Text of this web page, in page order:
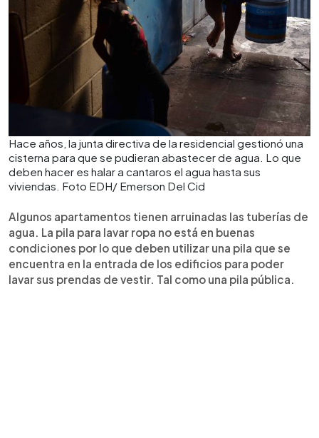
Hace años, la junta directiva de la residencial gestionó una
cisterna para que se pudieran abastecer de agua. Lo que
deben hacer es halar a cantaros el agua hasta sus
viviendas. Foto EDH/ Emerson Del Cid
Algunos apartamentos tienen arruinadas las tuberías de
agua. La pila para lavar ropa no está en buenas
condiciones por lo que deben utilizar una pila que se
encuentra en la entrada de los edificios para poder
lavar sus prendas de vestir. Tal como una pila pública.